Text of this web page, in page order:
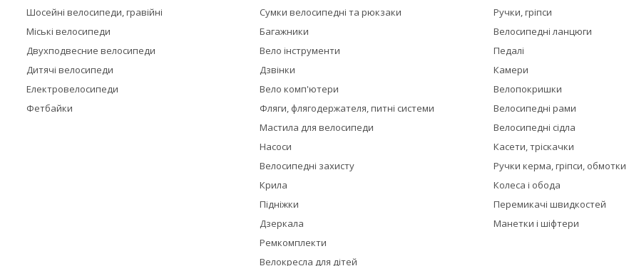
Шосейні велосипеди, гравійні
Міські велосипеди
Двухподвесние велосипеди
Дитячі велосипеди
Електровелосипеди
Фетбайки
Сумки велосипедні та рюкзаки
Багажники
Вело інструменти
Дзвінки
Вело комп'ютери
Фляги, флягодержателя, питні системи
Мастила для велосипеди
Насоси
Велосипедні захисту
Крила
Підніжки
Дзеркала
Ремкомплекти
Велокресла для дітей
Ручки, гріпси
Велосипедні ланцюги
Педалі
Камери
Велопокришки
Велосипедні рами
Велосипедні сідла
Касети, тріскачки
Ручки керма, гріпси, обмотки
Колеса і обода
Перемикачі швидкостей
Манетки і шіфтери